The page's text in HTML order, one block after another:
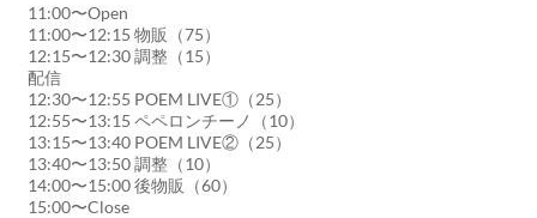
11:00〜Open
11:00〜12:15 物販（75）
12:15〜12:30 調整（15）
配信
12:30〜12:55 POEM LIVE①（25）
12:55〜13:15 ペペロンチーノ（10）
13:15〜13:40 POEM LIVE②（25）
13:40〜13:50 調整（10）
14:00〜15:00 後物販（60）
15:00〜Close